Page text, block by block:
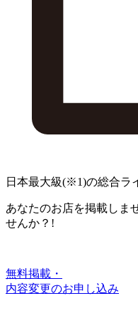
日本最大級(※1)の総合ラ
あなたのお店を掲載しま
せんか？!
無料掲載・
内容変更のお申し込み